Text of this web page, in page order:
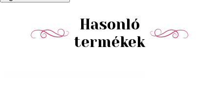
Hasonló
termékek